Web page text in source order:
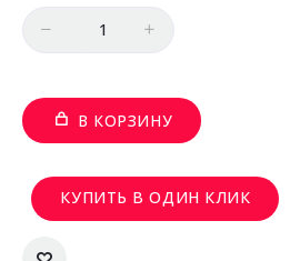
В КОРЗИНУ
КУПИТЬ В ОДИН КЛИК